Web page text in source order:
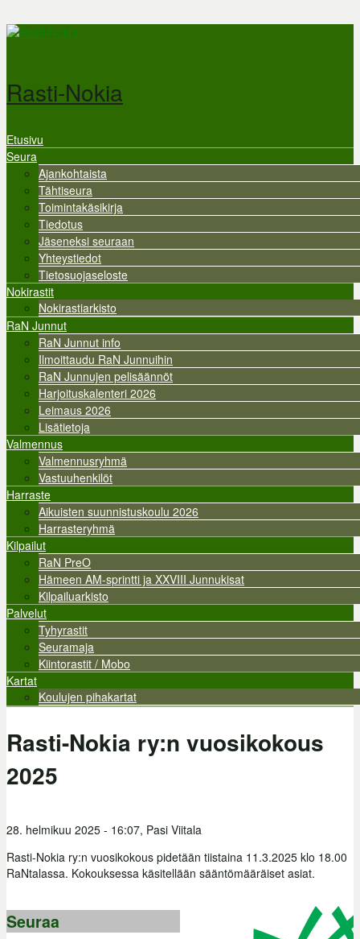
Hyppää pääsisältöön
Rasti-Nokia
Valikko
Etusivu
Seura
Ajankohtaista
Tähtiseura
Toimintakäsikirja
Tiedotus
Jäseneksi seuraan
Yhteystiedot
Tietosuojaseloste
Nokirastit
Nokirastiarkisto
RaN Junnut
RaN Junnut info
Ilmoittaudu RaN Junnuihin
RaN Junnujen pelisäännöt
Harjoituskalenteri 2026
Leimaus 2026
Lisätietoja
Valmennus
Valmennusryhmä
Vastuuhenkilöt
Harraste
Aikuisten suunnistuskoulu 2026
Harrasteryhmä
Kilpailut
RaN PreO
Hämeen AM-sprintti ja XXVIII Junnukisat
Kilpailuarkisto
Palvelut
Tyhyrastit
Seuramaja
Kiintorastit / Mobo
Kartat
Koulujen pihakartat
Rasti-Nokia ry:n vuosikokous
2025
28. helmikuu 2025 - 16:07, Pasi Viitala
Rasti-Nokia ry:n vuosikokous pidetään tiistaina 11.3.2025 klo 18.00
RaNtalassa. Kokouksessa käsitellään sääntömääräiset asiat.
Seuraa